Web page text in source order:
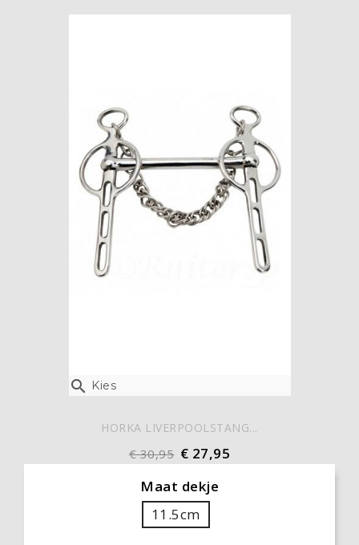
 Kies
HORKA LIVERPOOLSTANG...
€ 30,95 € 27,95
Maat dekje
11.5cm